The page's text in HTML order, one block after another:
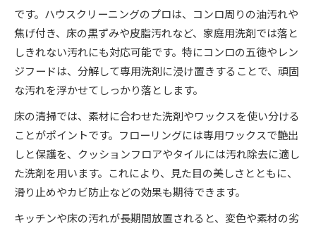
です。ハウスクリーニングのプロは、コンロ周りの油汚れや
焦げ付き、床の黒ずみや皮脂汚れなど、家庭用洗剤では落と
しきれない汚れにも対応可能です。特にコンロの五徳やレン
ジフードは、分解して専用洗剤に浸け置きすることで、頑固
な汚れを浮かせてしっかり落とします。
床の清掃では、素材に合わせた洗剤やワックスを使い分ける
ことがポイントです。フローリングには専用ワックスで艶出
しと保護を、クッションフロアやタイルには汚れ除去に適し
た洗剤を用います。これにより、見た目の美しさとともに、
滑り止めやカビ防止などの効果も期待できます。
キッチンや床の汚れが長期間放置されると、変色や素材の劣